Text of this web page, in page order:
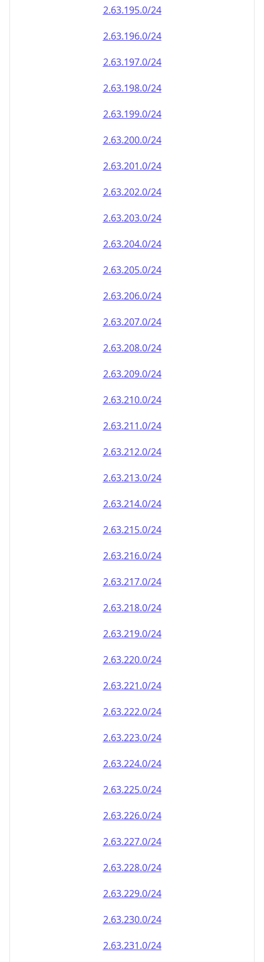
2.63.195.0/24
2.63.196.0/24
2.63.197.0/24
2.63.198.0/24
2.63.199.0/24
2.63.200.0/24
2.63.201.0/24
2.63.202.0/24
2.63.203.0/24
2.63.204.0/24
2.63.205.0/24
2.63.206.0/24
2.63.207.0/24
2.63.208.0/24
2.63.209.0/24
2.63.210.0/24
2.63.211.0/24
2.63.212.0/24
2.63.213.0/24
2.63.214.0/24
2.63.215.0/24
2.63.216.0/24
2.63.217.0/24
2.63.218.0/24
2.63.219.0/24
2.63.220.0/24
2.63.221.0/24
2.63.222.0/24
2.63.223.0/24
2.63.224.0/24
2.63.225.0/24
2.63.226.0/24
2.63.227.0/24
2.63.228.0/24
2.63.229.0/24
2.63.230.0/24
2.63.231.0/24